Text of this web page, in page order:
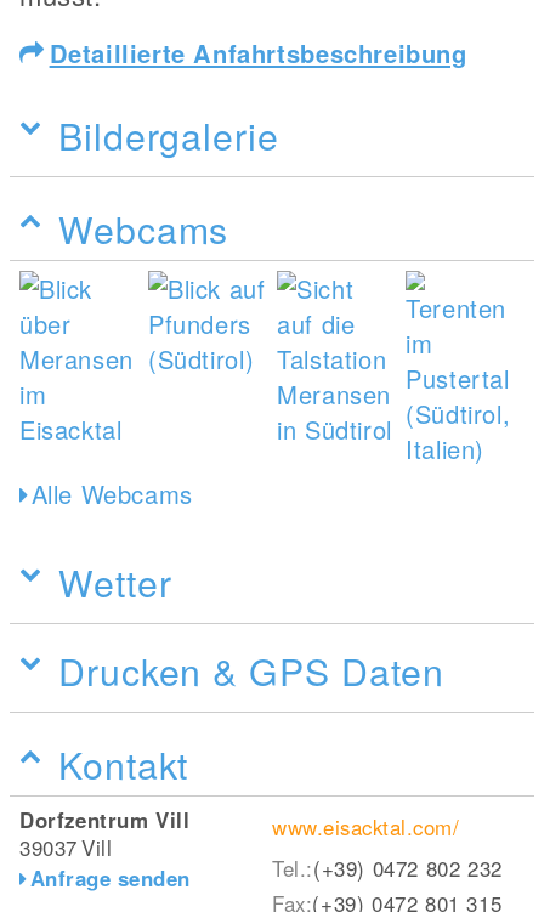
Detaillierte Anfahrtsbeschreibung
Bildergalerie
Webcams
Alle Webcams
Wetter
Drucken & GPS Daten
Kontakt
Dorfzentrum Vill
39037Vill
Anfrage senden
www.eisacktal.com/
Tel.:(+39) 0472 802 232
Fax:(+39) 0472 801 315